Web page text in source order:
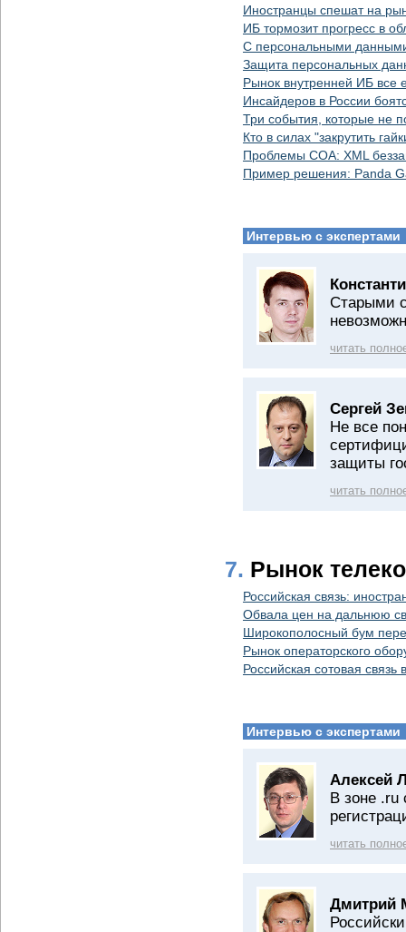
Иностранцы спешат на
ИБ тормозит прогресс в
С персональными
Защита персональных
Рынок внутренней ИБ все
Инсайдеров в России
Три события, которые не
Кто в силах "закрутить
Проблемы СОА: XML
Пример решения: Panda
Интервью с экспертами
Старыми
читать
Сергей
Не все
защиты
читать
7. Рынок
Российская связь:
Обвала цен на дальнюю
Широкополосный бум
Рынок операторского
Российская сотовая
Интервью с экспертами
Алексей
В зоне .ru
читать
Дмитрий